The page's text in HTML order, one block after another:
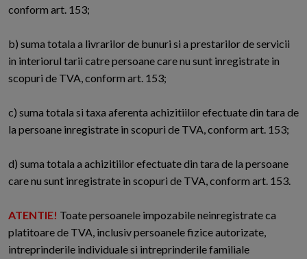
conform art. 153;
b) suma totala a livrarilor de bunuri si a prestarilor de servicii
in interiorul tarii catre persoane care nu sunt inregistrate in
scopuri de TVA, conform art. 153;
c) suma totala si taxa aferenta achizitiilor efectuate din tara de
la persoane inregistrate in scopuri de TVA, conform art. 153;
d) suma totala a achizitiilor efectuate din tara de la persoane
care nu sunt inregistrate in scopuri de TVA, conform art. 153.
ATENTIE! Toate persoanele impozabile neinregistrate ca
platitoare de TVA, inclusiv persoanele fizice autorizate,
intreprinderile individuale si intreprinderile familiale